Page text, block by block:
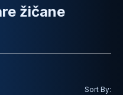
žičane
Sort By: